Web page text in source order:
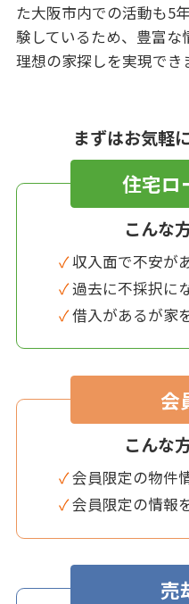
た大阪市内での活動も5
験しているため、豊富な
理想の家探しを実現でき
まずはお気軽
住宅ロ
こんな
✓ 収入面で不安が
✓ 過去に不採択に
✓ 借入があるが家
会
こんな
✓ 会員限定の物件
✓ 会員限定の情報
売